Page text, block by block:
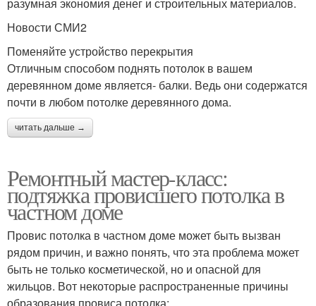
разумная экономия денег и строительных материалов.
Новости СМИ2
Поменяйте устройство перекрытия
Отличным способом поднять потолок в вашем
деревянном доме является- балки. Ведь они содержатся
почти в любом потолке деревянного дома.
читать дальше →
Ремонтный мастер-класс:
подтяжка провисшего потолка в
частном доме
Провис потолка в частном доме может быть вызван
рядом причин, и важно понять, что эта проблема может
быть не только косметической, но и опасной для
жильцов. Вот некоторые распространенные причины